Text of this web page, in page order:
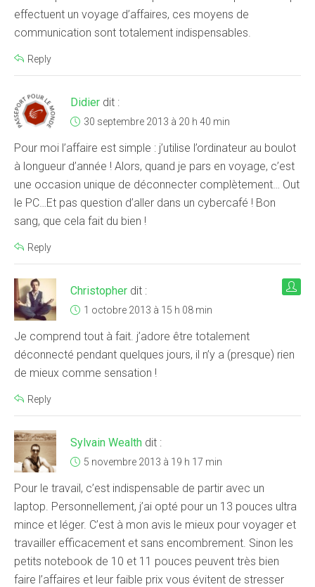
effectuent un voyage d’affaires, ces moyens de
communication sont totalement indispensables.
Reply
Didier dit :
30 septembre 2013 à 20 h 40 min
Pour moi l’affaire est simple : j’utilise l’ordinateur au boulot
à longueur d’année ! Alors, quand je pars en voyage, c’est
une occasion unique de déconnecter complètement… Out
le PC…Et pas question d’aller dans un cybercafé ! Bon
sang, que cela fait du bien !
Reply
Christopher dit :
1 octobre 2013 à 15 h 08 min
Je comprend tout à fait. j’adore être totalement
déconnecté pendant quelques jours, il n’y a (presque) rien
de mieux comme sensation !
Reply
Sylvain Wealth dit :
5 novembre 2013 à 19 h 17 min
Pour le travail, c’est indispensable de partir avec un
laptop. Personnellement, j’ai opté pour un 13 pouces ultra
mince et léger. C’est à mon avis le mieux pour voyager et
travailler efficacement et sans encombrement. Sinon les
petits notebook de 10 et 11 pouces peuvent très bien
faire l’affaires et leur faible prix vous évitent de stresser